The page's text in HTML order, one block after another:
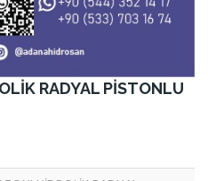
RADYAL PİSTONLU